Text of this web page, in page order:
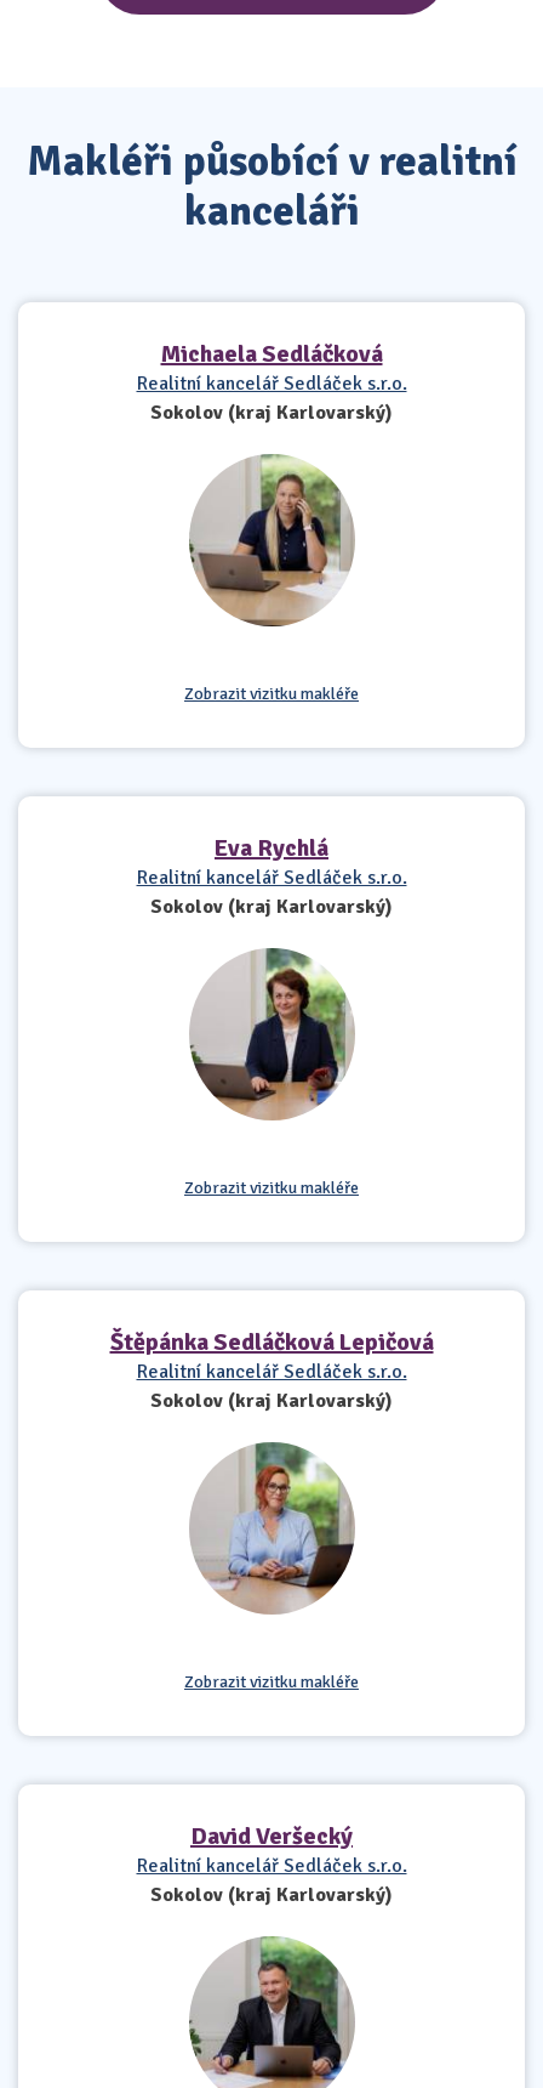
Makléři působící v realitní
kanceláři
Michaela Sedláčková
Realitní kancelář Sedláček s.r.o.
Sokolov (kraj Karlovarský)
Zobrazit vizitku makléře
Eva Rychlá
Realitní kancelář Sedláček s.r.o.
Sokolov (kraj Karlovarský)
Zobrazit vizitku makléře
Štěpánka Sedláčková Lepičová
Realitní kancelář Sedláček s.r.o.
Sokolov (kraj Karlovarský)
Zobrazit vizitku makléře
David Veršecký
Realitní kancelář Sedláček s.r.o.
Sokolov (kraj Karlovarský)